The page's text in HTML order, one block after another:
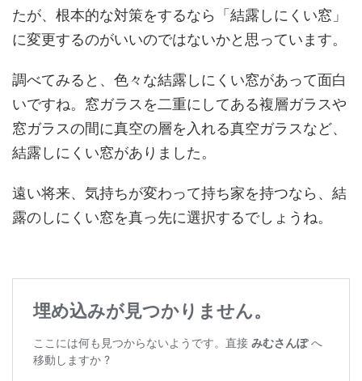
たが、根本的な対策をするなら「結露しにくい窓」
に変更するのがいいのではないかと思っています。
調べてみると、色々な結露しにくい窓があって面白
いですね。窓ガラスを二重にしてある複層ガラスや
窓ガラスの間に真空の層を入れる真空ガラスなど、
結露しにくい窓がありました。
遠い将来、気持ちが変わって持ち家を持つなら、結
露のしにくい窓を真っ先に選択するでしょうね。